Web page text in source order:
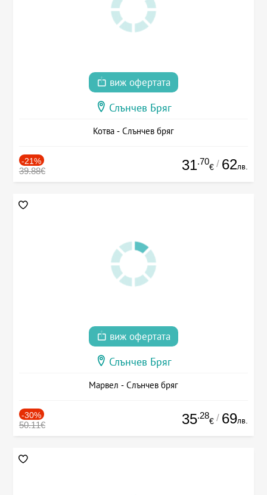
виж офертата
Слънчев Бряг
Котва - Слънчев бряг
-21%
39.88€ 31.70
€ / 62лв.
виж офертата
Слънчев Бряг
Марвел - Слънчев бряг
-30%
50.11€ 35.28
€ / 69лв.